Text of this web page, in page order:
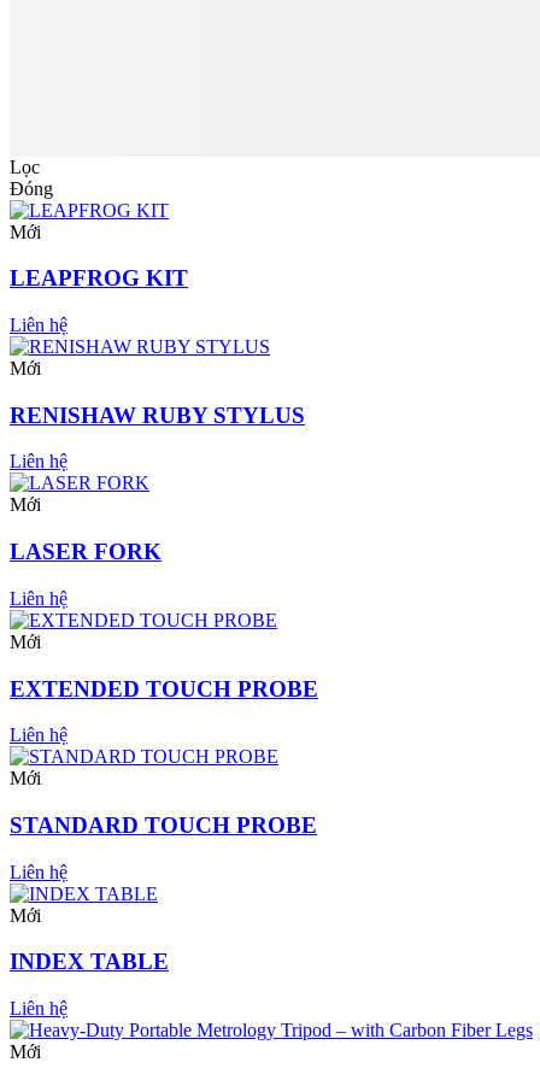
Lọc
Đóng
Mới
LEAPFROG KIT
Liên hệ
Mới
RENISHAW RUBY STYLUS
Liên hệ
Mới
LASER FORK
Liên hệ
Mới
EXTENDED TOUCH PROBE
Liên hệ
Mới
STANDARD TOUCH PROBE
Liên hệ
Mới
INDEX TABLE
Liên hệ
Mới